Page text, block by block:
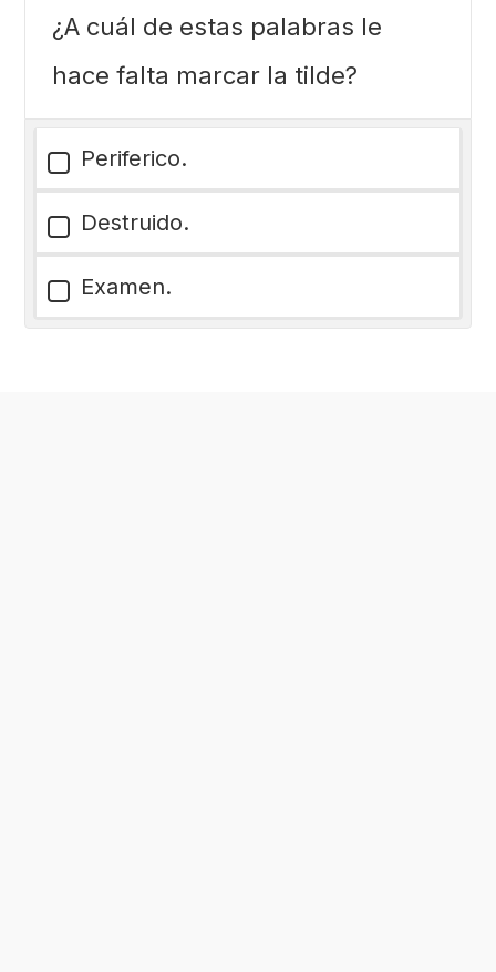
¿A cuál de estas palabras le
hace falta marcar la tilde?
Periferico.
Destruido.
Examen.